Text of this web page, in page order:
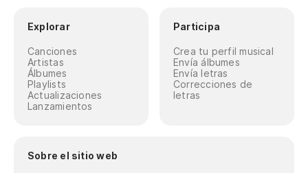
Explorar
Canciones
Artistas
Álbumes
Playlists
Actualizaciones
Lanzamientos
Participa
Crea tu perfil musical
Envía álbumes
Envía letras
Correcciones de
letras
Sobre el sitio web